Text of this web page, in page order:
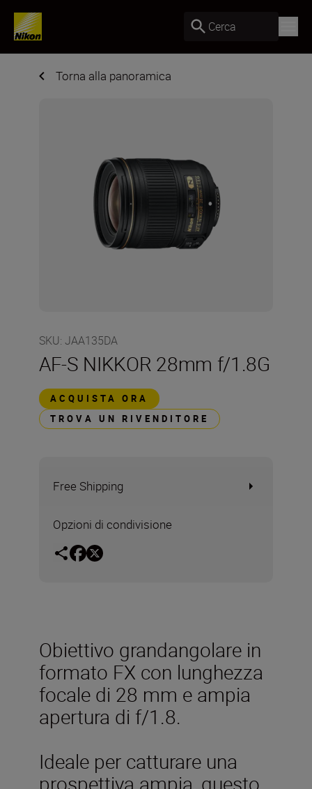
Cerca
Torna alla panoramica
SKU: JAA135DA
AF-S NIKKOR 28mm f/1.8G
ACQUISTA ORA
TROVA UN RIVENDITORE
Free Shipping
Opzioni di condivisione
Obiettivo grandangolare in
formato FX con lunghezza
focale di 28 mm e ampia
apertura di f/1.8.
Ideale per catturare una
prospettiva ampia, questo